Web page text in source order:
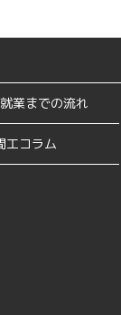
業までの流れ
工コラム